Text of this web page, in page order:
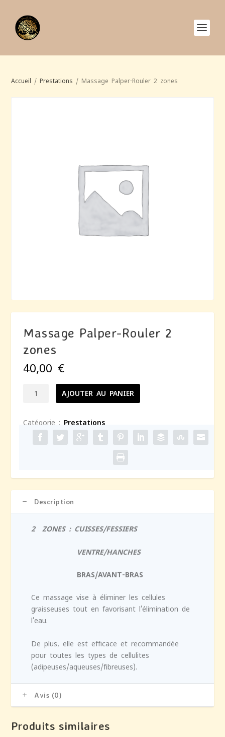
Accueil /Prestations / Massage Palper-Rouler 2 zones
Massage Palper-Rouler 2
zones
40,00 €
AJOUTER AU PANIER
Catégorie : Prestations
Description
2 ZONES : CUISSES/FESSIERS
VENTRE/HANCHES
BRAS/AVANT-BRAS
Ce massage vise à éliminer les cellules
graisseuses tout en favorisant l’élimination de
l’eau.
De plus, elle est efficace et recommandée
pour toutes les types de cellulites
(adipeuses/aqueuses/fibreuses).
Avis (0)
Produits similaires